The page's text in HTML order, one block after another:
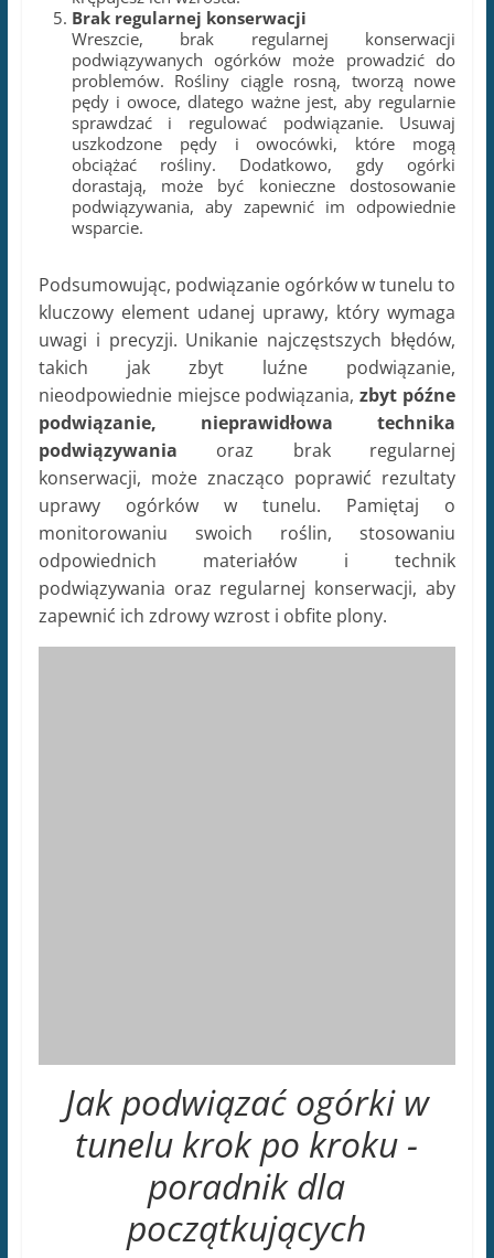
Brak regularnej konserwacji
Wreszcie, brak regularnej konserwacji
podwiązywanych ogórków może prowadzić do
problemów. Rośliny ciągle rosną, tworzą nowe
pędy i owoce, dlatego ważne jest, aby regularnie
sprawdzać i regulować podwiązanie. Usuwaj
uszkodzone pędy i owocówki, które mogą
obciążać rośliny. Dodatkowo, gdy ogórki
dorastają, może być konieczne dostosowanie
podwiązywania, aby zapewnić im odpowiednie
wsparcie.
Podsumowując, podwiązanie ogórków w tunelu to
kluczowy element udanej uprawy, który wymaga
uwagi i precyzji. Unikanie najczęstszych błędów,
takich jak zbyt luźne podwiązanie,
nieodpowiednie miejsce podwiązania,zbyt późne
podwiązanie, nieprawidłowa technika
podwiązywania oraz brak regularnej
konserwacji, może znacząco poprawić rezultaty
uprawy ogórków w tunelu. Pamiętaj o
monitorowaniu swoich roślin, stosowaniu
odpowiednich materiałów i technik
podwiązywania oraz regularnej konserwacji, aby
zapewnić ich zdrowy wzrost i obfite plony.
Jak podwiązać ogórki w
tunelu krok po kroku -
poradnik dla
początkujących